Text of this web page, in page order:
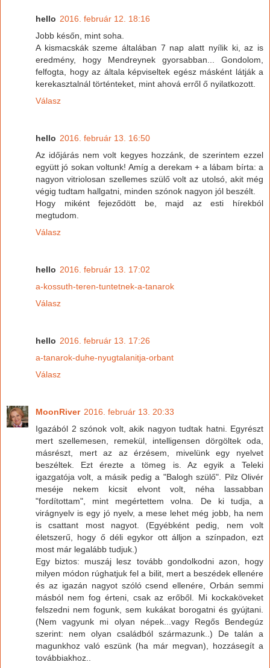
hello 2016. február 12. 18:16
Jobb későn, mint soha.
A kismacskák szeme általában 7 nap alatt nyílik ki, az is
eredmény, hogy Mendreynek gyorsabban... Gondolom,
felfogta, hogy az általa képviseltek egész másként látják a
kerekasztalnál történteket, mint ahová erről ő nyilatkozott.
Válasz
hello 2016. február 13. 16:50
Az időjárás nem volt kegyes hozzánk, de szerintem ezzel
együtt jó sokan voltunk! Amíg a derekam + a lábam bírta: a
nagyon vitriolosan szellemes szülő volt az utolsó, akit még
végig tudtam hallgatni, minden szónok nagyon jól beszélt.
Hogy miként fejeződött be, majd az esti hírekból
megtudom.
Válasz
hello 2016. február 13. 17:02
a-kossuth-teren-tuntetnek-a-tanarok
Válasz
hello 2016. február 13. 17:26
a-tanarok-duhe-nyugtalanitja-orbant
Válasz
MoonRiver 2016. február 13. 20:33
Igazából 2 szónok volt, akik nagyon tudtak hatni. Egyrészt
mert szellemesen, remekül, intelligensen dörgöltek oda,
másrészt, mert az az érzésem, mivelünk egy nyelvet
beszéltek. Ezt érezte a tömeg is. Az egyik a Teleki
igazgatója volt, a másik pedig a "Balogh szülő". Pilz Olivér
meséje nekem kicsit elvont volt, néha lassabban
"fordítottam", mint megértettem volna. De ki tudja, a
virágnyelv is egy jó nyelv, a mese lehet még jobb, ha nem
is csattant most nagyot. (Egyébként pedig, nem volt
életszerű, hogy ő déli egykor ott álljon a színpadon, ezt
most már legalább tudjuk.)
Egy biztos: muszáj lesz tovább gondolkodni azon, hogy
milyen módon rúghatjuk fel a bilit, mert a beszédek ellenére
és az igazán nagyot szóló csend ellenére, Orbán semmi
másból nem fog érteni, csak az erőből. Mi kockaköveket
felszedni nem fogunk, sem kukákat borogatni és gyújtani.
(Nem vagyunk mi olyan népek...vagy Regős Bendegúz
szerint: nem olyan családból származunk..) De talán a
magunkhoz való eszünk (ha már megvan), hozzásegít a
továbbiakhoz..